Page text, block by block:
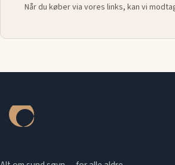
Når du køber via vores links, kan vi